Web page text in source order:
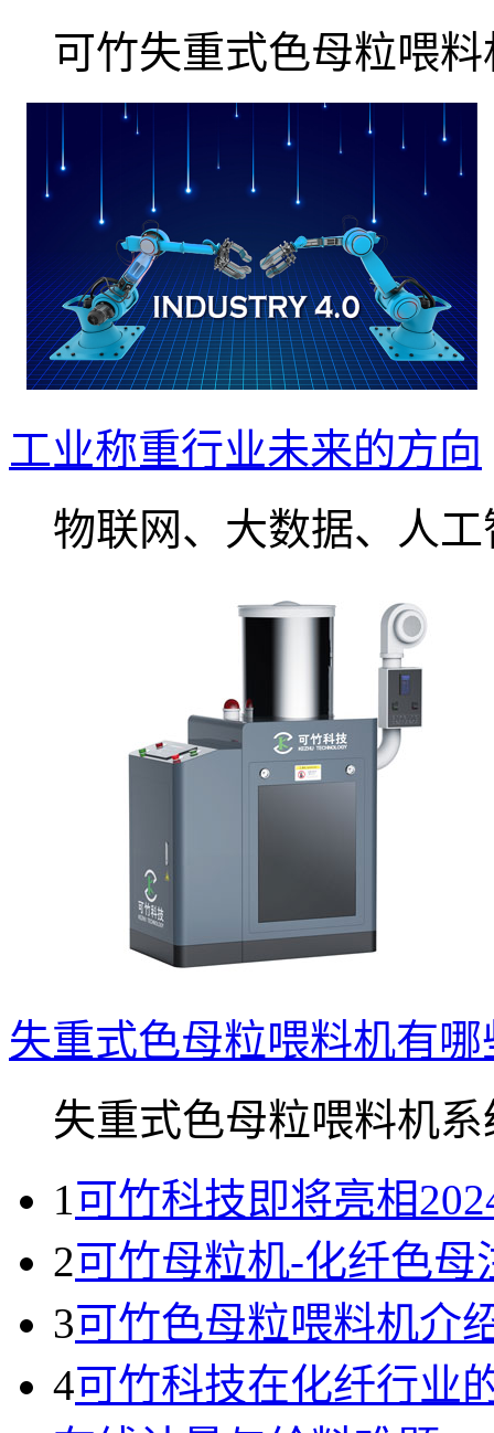
可竹失重式色母粒喂料
工业称重行业未来的方向
物联网、大数据、人工
失重式色母粒喂料机有
失重式色母粒喂料机系
1可竹科技即将亮相
2可竹母粒机-化纤色母
3可竹色母粒喂料机介
4可竹科技在化纤行